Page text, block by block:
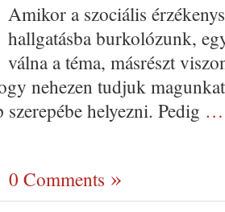
Amikor a szociális
hallgatásba burkolózunk,
válna a téma, másrészt
nehezen tudjuk
helyezni. Pedig …
0 Comments